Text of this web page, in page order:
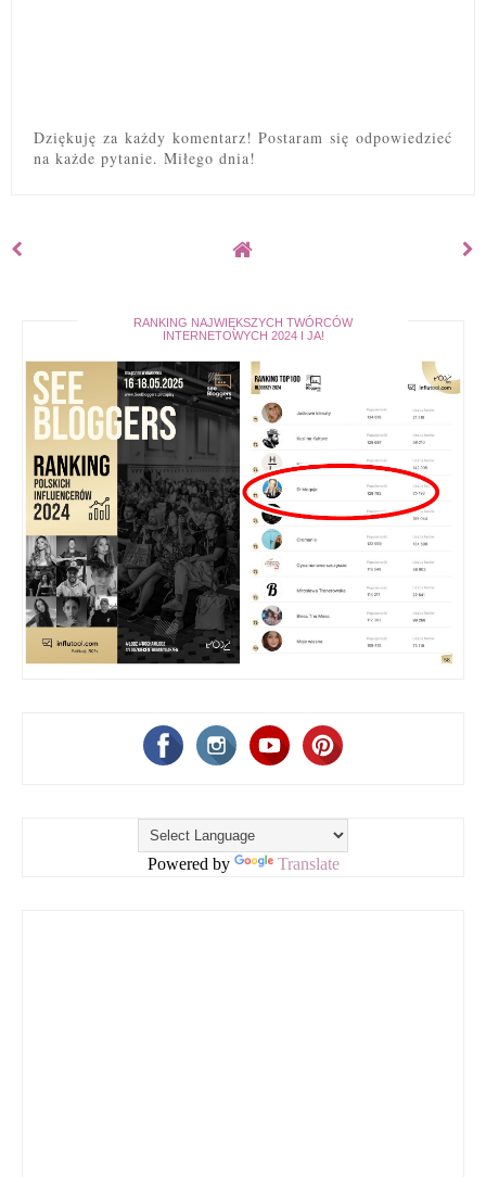
Dziękuję za każdy komentarz! Postaram się odpowiedzieć
na każde pytanie. Miłego dnia!
RANKING NAJWIĘKSZYCH TWÓRCÓW
INTERNETOWYCH 2024 I JA!
Powered by Translate